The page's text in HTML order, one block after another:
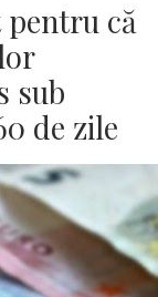
că
sub
de zile